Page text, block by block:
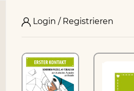
Login / Registrieren